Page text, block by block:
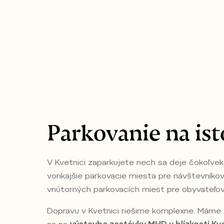
Parkovanie na
V Kvetnici zaparkujete nech sa deje
vonkajšie parkovacie miesta pre
vnútorných parkovacích miest pre
Dopravu v Kvetnici riešime komplexne.